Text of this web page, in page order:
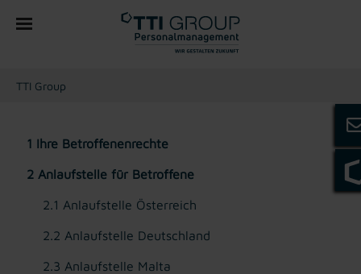
You are here:
TTI Group
1 Ihre Betroffenenrechte
2 Anlaufstelle für Betroffene
2.1 Anlaufstelle Österreich
2.2 Anlaufstelle Deutschland
2.3 Anlaufstelle Malta